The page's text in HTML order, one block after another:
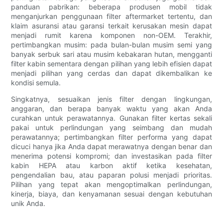
panduan pabrikan: beberapa produsen mobil tidak
menganjurkan penggunaan filter aftermarket tertentu, dan
klaim asuransi atau garansi terkait kerusakan mesin dapat
menjadi rumit karena komponen non-OEM. Terakhir,
pertimbangkan musim: pada bulan-bulan musim semi yang
banyak serbuk sari atau musim kebakaran hutan, mengganti
filter kabin sementara dengan pilihan yang lebih efisien dapat
menjadi pilihan yang cerdas dan dapat dikembalikan ke
kondisi semula.
Singkatnya, sesuaikan jenis filter dengan lingkungan,
anggaran, dan berapa banyak waktu yang akan Anda
curahkan untuk perawatannya. Gunakan filter kertas sekali
pakai untuk perlindungan yang seimbang dan mudah
perawatannya; pertimbangkan filter performa yang dapat
dicuci hanya jika Anda dapat merawatnya dengan benar dan
menerima potensi kompromi; dan investasikan pada filter
kabin HEPA atau karbon aktif ketika kesehatan,
pengendalian bau, atau paparan polusi menjadi prioritas.
Pilihan yang tepat akan mengoptimalkan perlindungan,
kinerja, biaya, dan kenyamanan sesuai dengan kebutuhan
unik Anda.